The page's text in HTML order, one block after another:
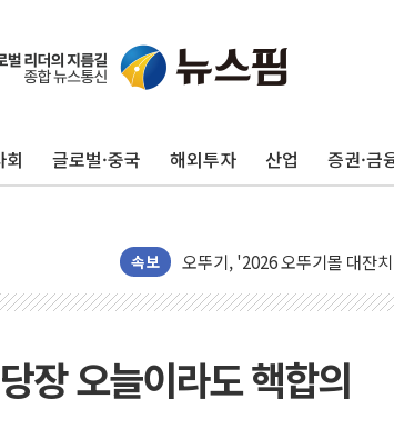
회 글로벌·중국 해외투자 산업 증권·금
속보
에스트래픽, LS 일렉트릭 철도
폭염에 하루 온열질환자 208
[특징주] 저가 매수 유입…프리
이란 협상단장, 트럼프
네이버, AI 투자로 숨 고르기…
카카오스타일 지그재그, '직
애경산업, 서울시 취약계층 위
중기부, 떡국·떡볶이떡 제조업
장 오늘이라도 핵합의